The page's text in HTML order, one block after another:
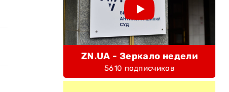
ZN.UA - Зеркало недели
5610 подписчиков